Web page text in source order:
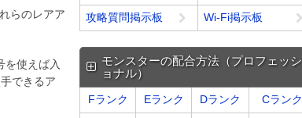
らのレアア
を使えば入
できるア
攻略質問掲示板 Wi-Fi掲示板
モンスターの配合方法（プロフェッシ
ョナル）
Fランク Eランク Dランク Cランク